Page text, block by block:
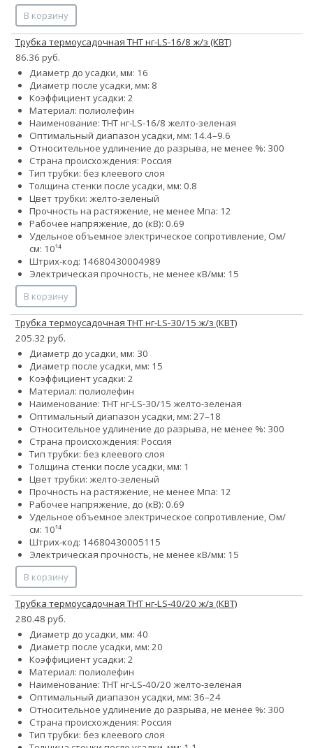
В корзину
Трубка термоусадочная ТНТ нг-LS-16/8 ж/з (КВТ)
86.36 руб.
Диаметр до усадки, мм: 16
Диаметр после усадки, мм: 8
Коэффициент усадки: 2
Материал: полиолефин
Наименование: ТНТ нг-LS-16/8 желто-зеленая
Оптимальный диапазон усадки, мм: 14.4–9.6
Относительное удлинение до разрыва, не менее %: 300
Страна происхождения: Россия
Тип трубки: без клеевого слоя
Толщина стенки после усадки, мм: 0.8
Цвет трубки: желто-зеленый
Прочность на растяжение, не менее Мпа: 12
Рабочее напряжение, до (кВ): 0.69
Удельное объемное электрическое сопротивление, Ом/
см: 10¹⁴
Штрих-код: 14680430004989
Электрическая прочность, не менее кВ/мм: 15
В корзину
Трубка термоусадочная ТНТ нг-LS-30/15 ж/з (КВТ)
205.32 руб.
Диаметр до усадки, мм: 30
Диаметр после усадки, мм: 15
Коэффициент усадки: 2
Материал: полиолефин
Наименование: ТНТ нг-LS-30/15 желто-зеленая
Оптимальный диапазон усадки, мм: 27–18
Относительное удлинение до разрыва, не менее %: 300
Страна происхождения: Россия
Тип трубки: без клеевого слоя
Толщина стенки после усадки, мм: 1
Цвет трубки: желто-зеленый
Прочность на растяжение, не менее Мпа: 12
Рабочее напряжение, до (кВ): 0.69
Удельное объемное электрическое сопротивление, Ом/
см: 10¹⁴
Штрих-код: 14680430005115
Электрическая прочность, не менее кВ/мм: 15
В корзину
Трубка термоусадочная ТНТ нг-LS-40/20 ж/з (КВТ)
280.48 руб.
Диаметр до усадки, мм: 40
Диаметр после усадки, мм: 20
Коэффициент усадки: 2
Материал: полиолефин
Наименование: ТНТ нг-LS-40/20 желто-зеленая
Оптимальный диапазон усадки, мм: 36–24
Относительное удлинение до разрыва, не менее %: 300
Страна происхождения: Россия
Тип трубки: без клеевого слоя